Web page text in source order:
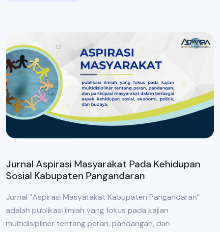
Jurnal Aspirasi Masyarakat Pada Kehidupan
Sosial Kabupaten Pangandaran
Jurnal ”Aspirasi Masyarakat Kabupaten Pangandaran”
adalah publikasi ilmiah yang fokus pada kajian
multidisipliner tentang peran, pandangan, dan